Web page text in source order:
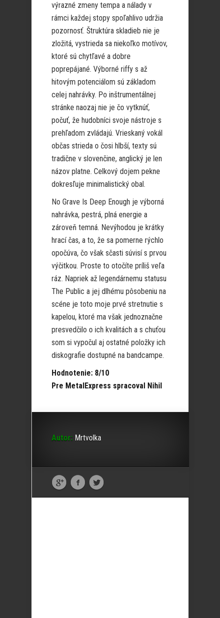
výrazné zmeny tempa a nálady v
rámci každej stopy spoľahlivo udržia
pozornosť. Štruktúra skladieb nie je
zložitá, vystrieda sa niekoľko motívov,
ktoré sú chytľavé a dobre
poprepájané. Výborné riffy s až
hitovým potenciálom sú základom
celej nahrávky. Po inštrumentálnej
stránke naozaj nie je čo vytknúť,
počuť, že hudobníci svoje nástroje s
prehľadom zvládajú. Vrieskaný vokál
občas strieda o čosi hlbší, texty sú
tradične v slovenčine, anglický je len
názov platne. Celkový dojem pekne
dokresľuje minimalistický obal.
No Grave Is Deep Enough je výborná
nahrávka, pestrá, plná energie a
zároveň temná. Nevýhodou je krátky
hrací čas, a to, že sa pomerne rýchlo
opočúva, čo však sčasti súvisí s prvou
výčitkou. Proste to otočíte príliš veľa
ráz. Napriek až legendárnemu statusu
The Public a jej dlhému pôsobeniu na
scéne je toto moje prvé stretnutie s
kapelou, ktoré ma však jednoznačne
presvedčilo o ich kvalitách a s chuťou
som si vypočul aj ostatné položky ich
diskografie dostupné na bandcampe.
Hodnotenie: 8/10
Pre MetalExpress spracoval Nihil
Autor: Mrtvolka